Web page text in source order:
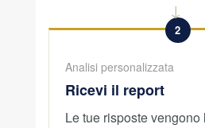
→
2
Analisi personalizzata
Ricevi il report
Le tue risposte vengono